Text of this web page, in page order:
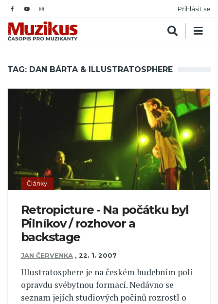
Přihlásit se
TAG: DAN BÁRTA & ILLUSTRATOSPHERE
Články
Retropicture - Na počátku byl
Pilníkov / rozhovor a
backstage
JAN ČERVENKA , 22. 1. 2007
Illustratosphere je na českém hudebním poli
opravdu svébytnou formací. Nedávno se
seznam jejích studiových počinů rozrostl o